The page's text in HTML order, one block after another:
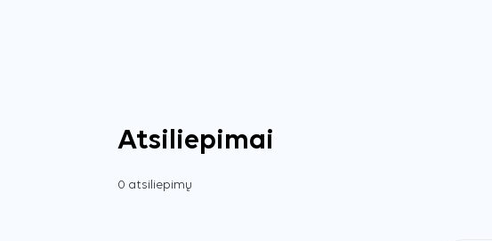
Atsiliepimai
0 atsiliepimų